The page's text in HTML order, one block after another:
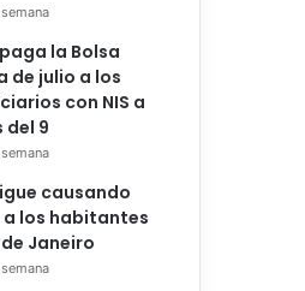
la Bolsa
de julio a los
con NIS a
del 9
causando
a los habitantes
Janeiro